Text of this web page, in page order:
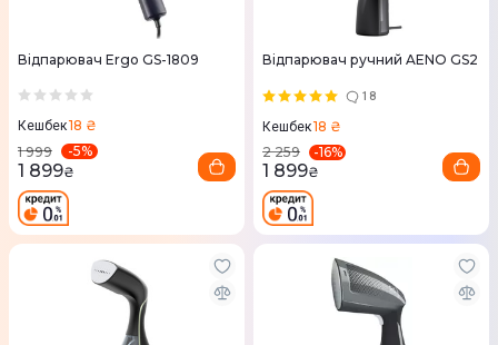
Відпарювач Ergo GS-1809
Кешбек18 ₴
1 999
-5%
1 899₴
Відпарювач ручний AENO GS2
18
Кешбек18 ₴
2 259
-16%
1 899₴